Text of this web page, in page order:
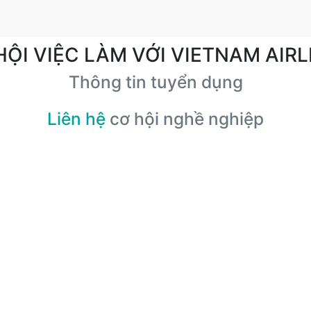
VIỆC LÀM VỚI VIETNAM
Thông tin tuyển dụng
Liên hệ cơ hội nghề nghiệp